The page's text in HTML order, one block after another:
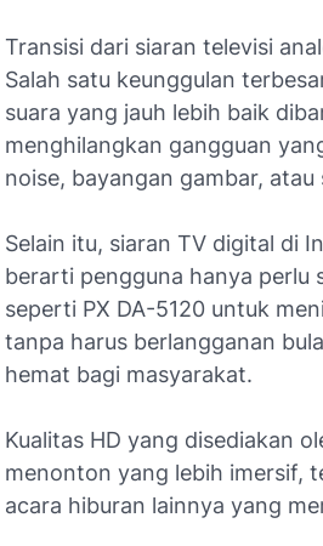
Transisi dari siaran televisi
Salah satu keunggulan
suara yang jauh lebih baik
menghilangkan gangguan
noise, bayangan gambar, atau
Selain itu, siaran TV digital di
berarti pengguna hanya perlu
seperti PX DA-5120 untuk
tanpa harus berlangganan
hemat bagi masyarakat.
Kualitas HD yang disediakan
menonton yang lebih imersif,
acara hiburan lainnya yang